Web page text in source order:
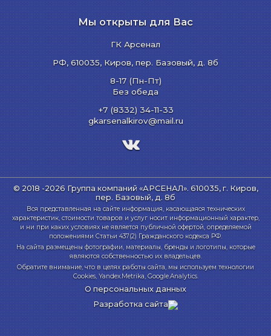
Мы открыты для Вас
ГК Арсенал
РФ, 610035, Киров, пер. Базовый, д. 8б
8-17 (Пн-Пт)
Без обеда
+7 (8332) 34-11-33
gkarsenalkirov@mail.ru
© 2018 -2026 Группа компаний «АРСЕНАЛ». 610035, г. Киров,
пер. Базовый, д. 8б
Вся представленная на сайте информация, касающаяся технических
характеристик, стоимости товаров и услуг носит информационный характер,
и ни при каких условиях не является публичной офертой, определяемой
положениями Статьи 437(2) Гражданского кодекса РФ.
На сайта размещены фотографии, материалы, бренды и логотипы, которые
являются собственностью их владельцев.
Обратите внимание, что в целях работы сайта, мы используем технологии
Cookies, Yandex.Metrika, Google.Analytics.
О персональных данных
Разработка сайта